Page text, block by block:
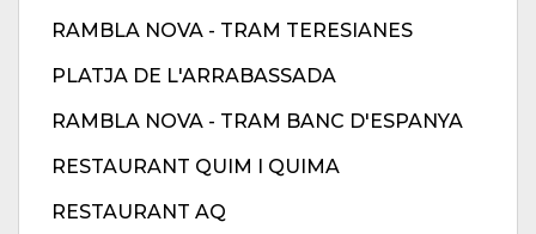
RAMBLA NOVA - TRAM TERESIANES
PLATJA DE L'ARRABASSADA
RAMBLA NOVA - TRAM BANC D'ESPANYA
RESTAURANT QUIM I QUIMA
RESTAURANT AQ